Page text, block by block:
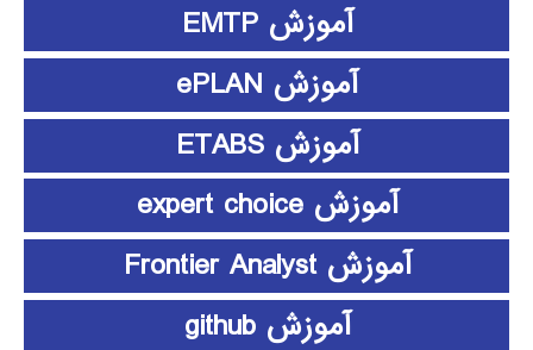
آموزش EMTP
آموزش ePLAN
آموزش ETABS
آموزش expert choice
آموزش Frontier Analyst
آموزش github